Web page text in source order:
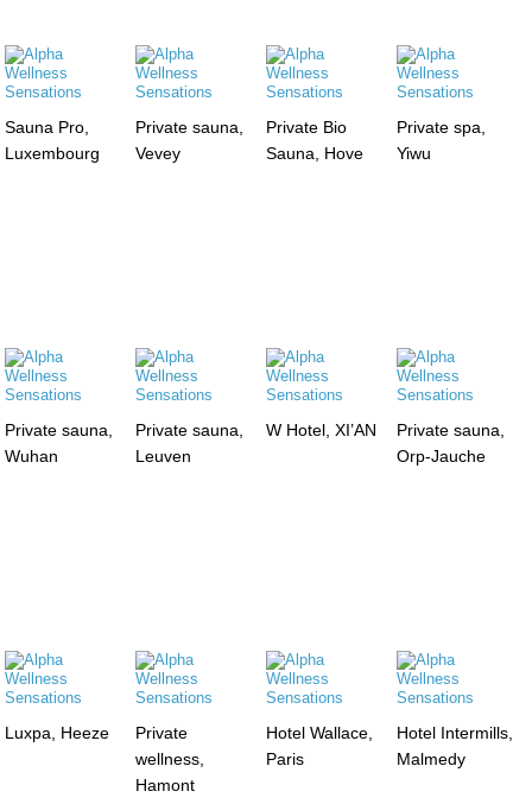
Sauna Pro,
Luxembourg
Private sauna,
Vevey
Private Bio
Sauna, Hove
Private spa,
Yiwu
Private sauna,
Wuhan
Private sauna,
Leuven
W Hotel, XI’AN
Private sauna,
Orp-Jauche
Luxpa, Heeze
Private
wellness,
Hamont
Hotel Wallace,
Paris
Hotel Intermills,
Malmedy